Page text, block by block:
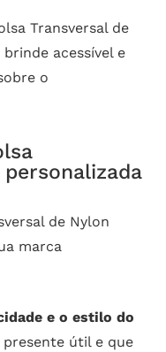
Transversal de
acessível e
o
de Nylon
marca
e o estilo do
presente útil e que